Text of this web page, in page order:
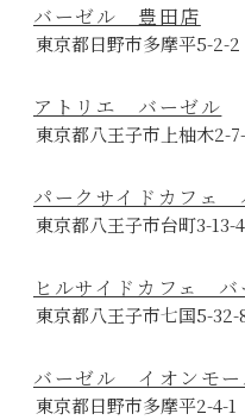
バーゼル 豊田店
東京都日野市多摩平5-2-
アトリエ バーゼル
東京都八王子市上柚木2-
パークサイドカフェ
東京都八王子市台町3-13-4
ヒルサイドカフェ バ
東京都八王子市七国5-32-
バーゼル イオンモ
東京都日野市多摩平2-4-